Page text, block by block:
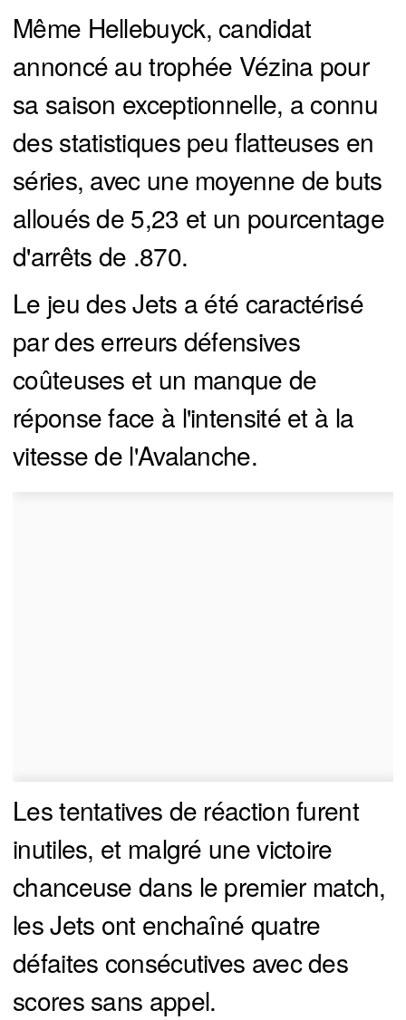
Même Hellebuyck, candidat
annoncé au trophée Vézina pour
sa saison exceptionnelle, a connu
des statistiques peu flatteuses en
séries, avec une moyenne de buts
alloués de 5,23 et un pourcentage
d'arrêts de .870.
Le jeu des Jets a été caractérisé
par des erreurs défensives
coûteuses et un manque de
réponse face à l'intensité et à la
vitesse de l'Avalanche.
Les tentatives de réaction furent
inutiles, et malgré une victoire
chanceuse dans le premier match,
les Jets ont enchaîné quatre
défaites consécutives avec des
scores sans appel.